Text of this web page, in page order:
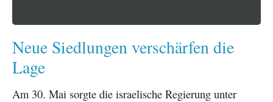
Neue Siedlungen verschärfen die
Lage
Am 30. Mai sorgte die israelische Regierung unter